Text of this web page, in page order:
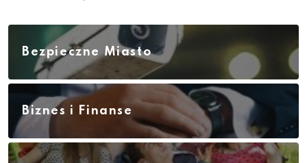
Bezpieczne Miasto
Biznes i Finanse